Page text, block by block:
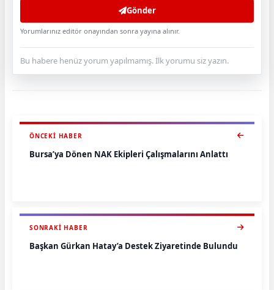
Gönder
Yorumlarınız editör onayından sonra yayına alınır.
Bu habere henüz yorum yapılmamış. İlk yorumu siz yazın.
ÖNCEKI HABER
Bursa’ya Dönen NAK Ekipleri Çalışmalarını Anlattı
SONRAKI HABER
Başkan Gürkan Hatay’a Destek Ziyaretinde Bulundu